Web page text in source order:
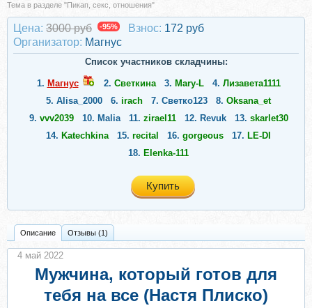
Тема в разделе "Пикап, секс, отношения"
Цена: 3000 руб -95% Взнос: 172 руб
Организатор: Магнус
Список участников складчины:
1. Магнус 2. Светкина 3. Mary-L 4. Лизавета1111
5. Alisa_2000 6. irach 7. Светко123 8. Oksana_et
9. vvv2039 10. Malia 11. zirael11 12. Revuk 13. skarlet30
14. Katechkina 15. recital 16. gorgeous 17. LE-DI
18. Elenka-111
Купить
Описание Отзывы (1)
Мужчина, который готов для
тебя на все (Настя Плиско)
4 май 2022